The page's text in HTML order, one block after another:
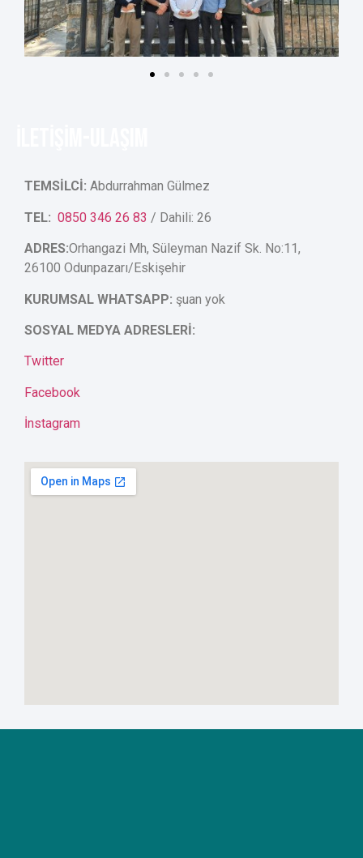
TEMSİLCİ: Abdurrahman Gülmez
TEL: 0850 346 26 83 / Dahili: 26
ADRES:Orhangazi Mh, Süleyman Nazif Sk. No:11,
26100 Odunpazarı/Eskişehir
KURUMSAL WHATSAPP: şuan yok
SOSYAL MEDYA ADRESLERİ:
Twitter
Facebook
İnstagram